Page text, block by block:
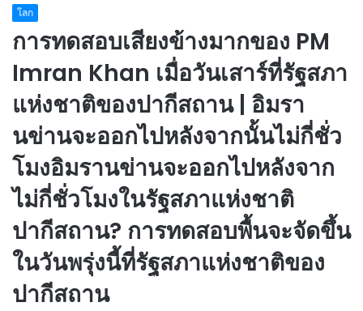
โลก
การทดสอบเสียงข้างมากของ PM
Imran Khan เมื่อวันเสาร์ที่รัฐสภา
แห่งชาติของปากีสถาน | อิมรา
นข่านจะออกไปหลังจากนั้นไม่กี่ชั่ว
โมงอิมรานข่านจะออกไปหลังจาก
ไม่กี่ชั่วโมงในรัฐสภาแห่งชาติ
ปากีสถาน? การทดสอบพื้นจะจัดขึ้น
ในวันพรุ่งนี้ที่รัฐสภาแห่งชาติของ
ปากีสถาน